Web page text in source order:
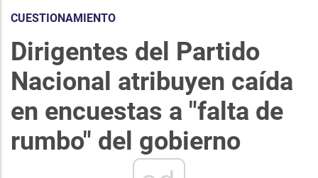
CUESTIONAMIENTO
Dirigentes del Partido
Nacional atribuyen caída
en encuestas a "falta de
rumbo" del gobierno